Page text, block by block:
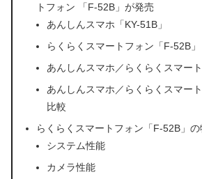
トフォン 「F-52B」が発売
あんしんスマホ「KY-51B」
らくらくスマートフォン「F-52B」
あんしんスマホ／らくらくスマー
あんしんスマホ／らくらくスマー
比較
らくらくスマートフォン「F-52B」
システム性能
カメラ性能